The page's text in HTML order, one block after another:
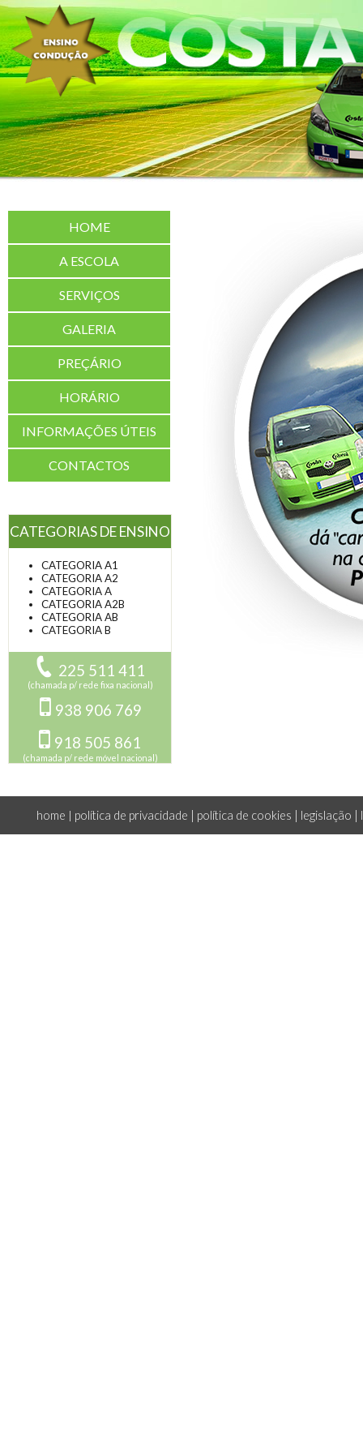
HOME
A ESCOLA
SERVIÇOS
GALERIA
PREÇÁRIO
HORÁRIO
INFORMAÇÕES ÚTEIS
CONTACTOS
CATEGORIAS DE ENSINO
CATEGORIA A1
CATEGORIA A2
CATEGORIA A
CATEGORIA A2B
CATEGORIA AB
CATEGORIA B
225 511 411
(chamada p/ rede fixa nacional)
938 906 769
918 505 861
(chamada p/ rede móvel nacional)
home política de privacidade política de cookies legislação